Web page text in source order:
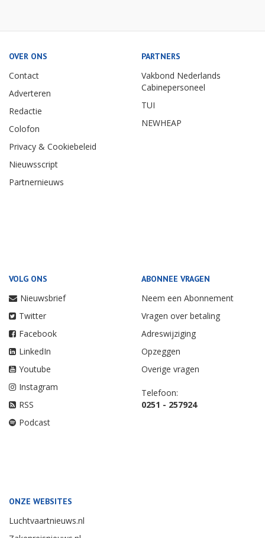
OVER ONS
Contact
Adverteren
Redactie
Colofon
Privacy & Cookiebeleid
Nieuwsscript
Partnernieuws
PARTNERS
Vakbond Nederlands
Cabinepersoneel
TUI
NEWHEAP
VOLG ONS
Nieuwsbrief
Twitter
Facebook
LinkedIn
Youtube
Instagram
RSS
Podcast
ABONNEE VRAGEN
Neem een Abonnement
Vragen over betaling
Adreswijziging
Opzeggen
Overige vragen
Telefoon:
0251 - 257924
ONZE WEBSITES
Luchtvaartnieuws.nl